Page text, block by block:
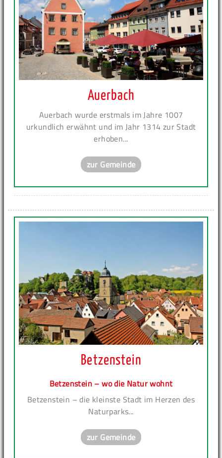
Auerbach
Auerbach wurde erstmals im Jahre 1007
urkundlich erwähnt und im Jahr 1314 zur Stadt
erhoben...
zur Gemeinde
Betzenstein
Betzenstein – wo die Natur wohnt
Betzenstein – die kleinste Stadt im Herzen des
Naturparks...
zur Gemeinde